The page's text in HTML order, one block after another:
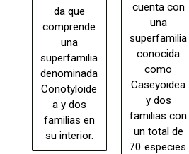
da que
comprende
una
superfamilia
denominada
Conotyloide
a y dos
familias en
su interior.
cuenta con
una
superfamilia
conocida
como
Caseyoidea
y dos
familias con
un total de
70 especies.